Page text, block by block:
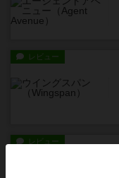
レビュー
レビュー